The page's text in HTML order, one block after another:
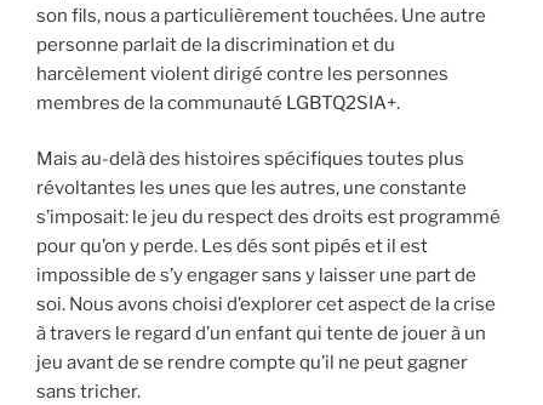
son fils, nous a particulièrement touchées. Une autre
personne parlait de la discrimination et du
harcèlement violent dirigé contre les personnes
membres de la communauté LGBTQ2SIA+.
Mais au-delà des histoires spécifiques toutes plus
révoltantes les unes que les autres, une constante
s’imposait: le jeu du respect des droits est programmé
pour qu’on y perde. Les dés sont pipés et il est
impossible de s’y engager sans y laisser une part de
soi. Nous avons choisi d’explorer cet aspect de la crise
à travers le regard d’un enfant qui tente de jouer à un
jeu avant de se rendre compte qu’il ne peut gagner
sans tricher.